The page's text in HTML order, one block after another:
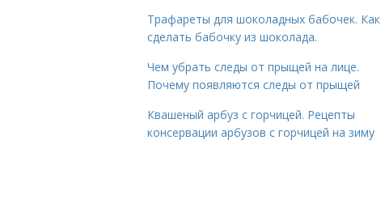
Трафареты для шоколадных бабочек. Как
сделать бабочку из шоколада.
Чем убрать следы от прыщей на лице.
Почему появляются следы от прыщей
Квашеный арбуз с горчицей. Рецепты
консервации арбузов с горчицей на зиму